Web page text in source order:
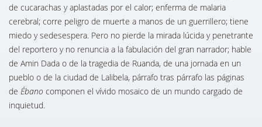
de cucarachas y aplastadas por el calor; enferma de malaria
cerebral; corre peligro de muerte a manos de un guerrillero; tiene
miedo y sedesespera. Pero no pierde la mirada lúcida y penetrante
del reportero y no renuncia a la fabulación del gran narrador; hable
de Amin Dada o de la tragedia de Ruanda, de una jornada en un
pueblo o de la ciudad de Lalibela, párrafo tras párrafo las páginas
de Ébano componen el vívido mosaico de un mundo cargado de
inquietud.